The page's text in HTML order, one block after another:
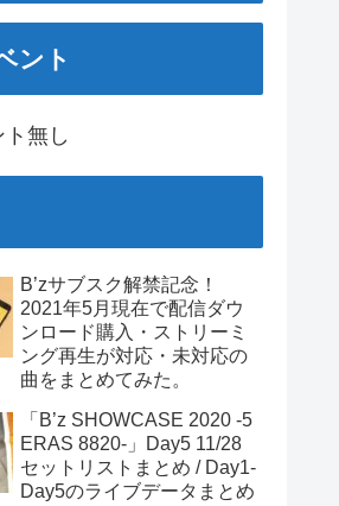
ント
ト無し
B’zサブスク解禁記念！
2021年5月現在で配信ダウ
ンロード購入・ストリーミ
ング再生が対応・未対応の
曲をまとめてみた。
「B’z SHOWCASE 2020 -5
ERAS 8820-」Day5 11/28
セットリストまとめ / Day1-
Day5のライブデータまとめ